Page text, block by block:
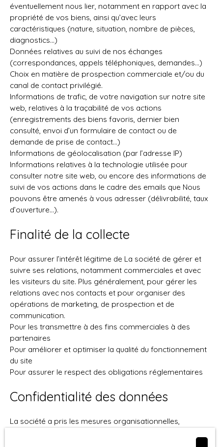
éventuellement nous lier, notamment en rapport avec la
propriété de vos biens, ainsi qu’avec leurs
caractéristiques (nature, situation, nombre de pièces,
diagnostics…)
Données relatives au suivi de nos échanges
(correspondances, appels téléphoniques, demandes…)
Choix en matière de prospection commerciale et/ou du
canal de contact privilégié.
Informations de trafic, de votre navigation sur notre site
web, relatives à la traçabilité de vos actions
(enregistrements des biens favoris, dernier bien
consulté, envoi d’un formulaire de contact ou de
demande de prise de contact…)
Informations de géolocalisation (par l’adresse IP)
Informations relatives à la technologie utilisée pour
consulter notre site web, ou encore des informations de
suivi de vos actions dans le cadre des emails que Nous
pouvons être amenés à vous adresser (délivrabilité, taux
d’ouverture…).
Finalité de la collecte
Pour assurer l’intérêt légitime de La société de gérer et
suivre ses relations, notamment commerciales et avec
les visiteurs du site. Plus généralement, pour gérer les
relations avec nos contacts et pour organiser des
opérations de marketing, de prospection et de
communication.
Pour les transmettre à des fins commerciales à des
partenaires
Pour améliorer et optimiser la qualité du fonctionnement
du site
Pour assurer le respect des obligations réglementaires
Confidentialité des données
La société a pris les mesures organisationnelles,